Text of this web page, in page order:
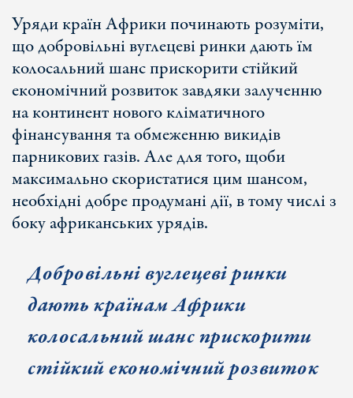
Уряди країн Африки починають розуміти,
що добровільні вуглецеві ринки дають їм
колосальний шанс прискорити стійкий
економічний розвиток завдяки залученню
на континент нового кліматичного
фінансування та обмеженню викидів
парникових газів. Але для того, щоби
максимально скористатися цим шансом,
необхідні добре продумані дії, в тому числі з
боку африканських урядів.
Добровільні вуглецеві ринки
дають країнам Африки
колосальний шанс прискорити
стійкий економічний розвиток